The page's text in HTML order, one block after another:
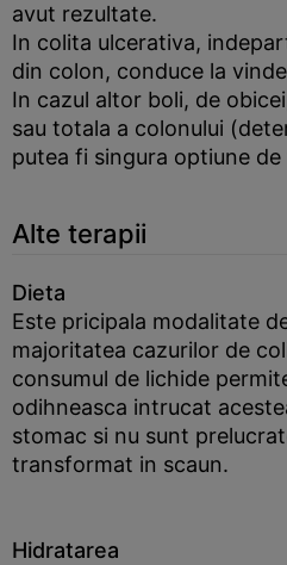
avut rezultate.
In colita ulcerativa,
din colon, conduce la
In cazul altor boli, de
sau totala a colonului
putea fi singura optiune
Alte terapii
Dieta
Este pricipala modalitate
majoritatea cazurilor de
consumul de lichide
odihneasca intrucat
stomac si nu sunt
transformat in scaun.
Hidratarea